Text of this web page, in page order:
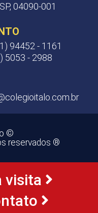
04090-001
94452 - 1161
5053 - 2988
©
reservados ®
visita